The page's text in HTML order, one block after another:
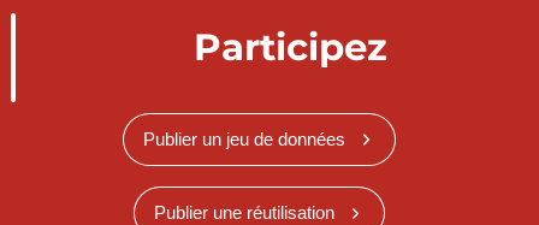
Participez
Publier un jeu de données
Publier une réutilisation